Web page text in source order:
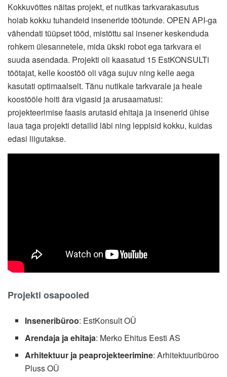
Kokkuvõttes näitas projekt, et nutikas tarkvarakasutus
hoiab kokku tuhandeid inseneride töötunde. OPEN API-ga
vähendati tüüpset tööd, mistõttu sai insener keskenduda
rohkem ülesannetele, mida ükski robot ega tarkvara ei
suuda asendada. Projekti oli kaasatud 15 EstKONSULTi
töötajat, kelle koostöö oli väga sujuv ning kelle aega
kasutati optimaalselt. Tänu nutikale tarkvarale ja heale
koostööle hoiti ära vigasid ja arusaamatusi:
projekteerimise faasis arutasid ehitaja ja insenerid ühise
laua taga projekti detailid läbi ning leppisid kokku, kuidas
edasi liigutakse.
Projekti osapooled
Inseneribüroo: EstKonsult OÜ
Arendaja ja ehitaja: Merko Ehitus Eesti AS
Arhitektuur ja peaprojekteerimine: Arhitektuuribüroo
Pluss OÜ